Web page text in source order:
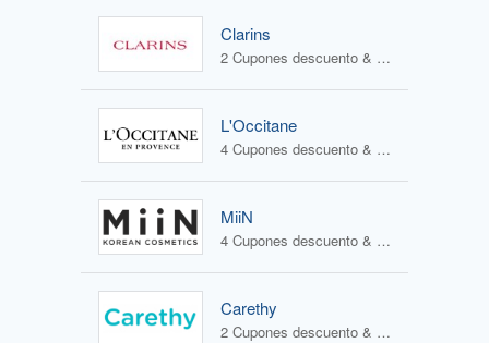
Clarins
2 Cupones descuento & 1 Oferta
L'Occitane
4 Cupones descuento & 2 Ofertas
MiiN
4 Cupones descuento & 3 Ofertas
Carethy
2 Cupones descuento & 1 Oferta